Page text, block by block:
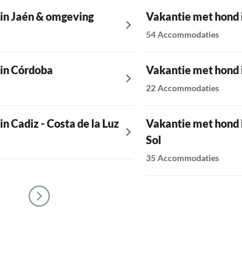
Jaén & omgeving
Córdoba
Cadiz - Costa de la Luz
Vakantie met
54 Accommodaties
Vakantie met hond
22 Accommodaties
Vakantie met hond
Sol
35 Accommodaties